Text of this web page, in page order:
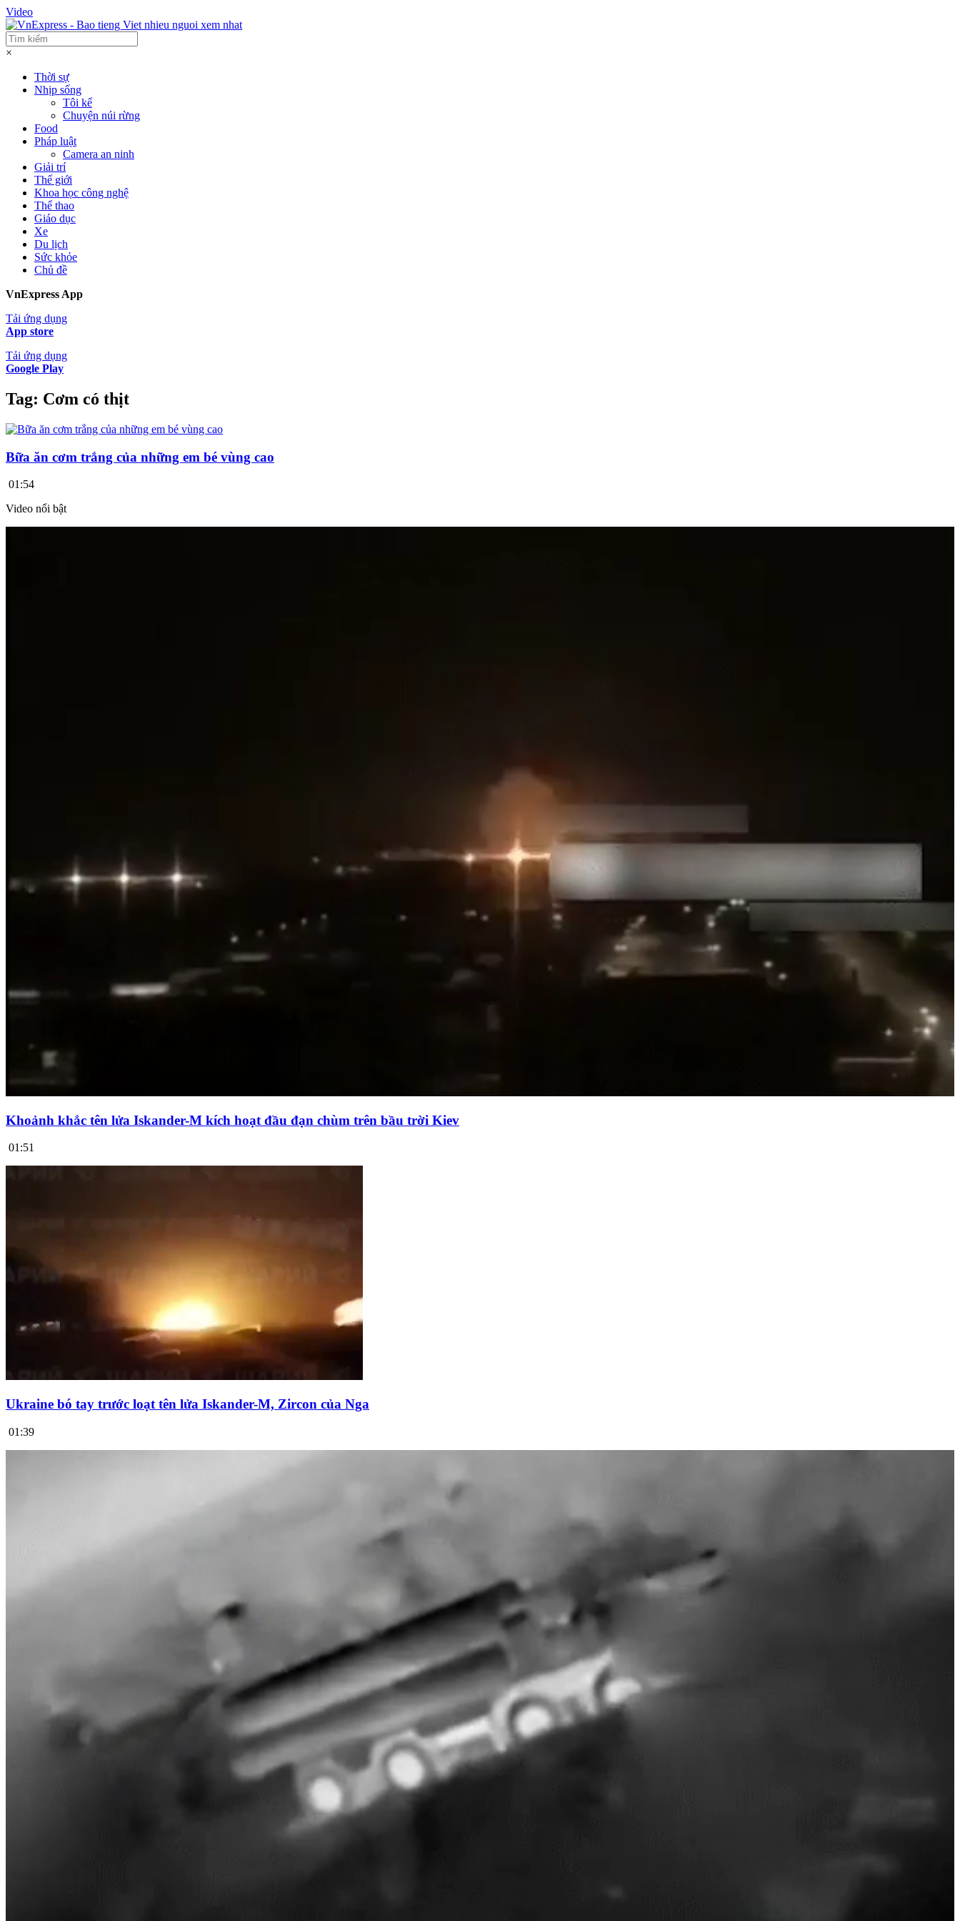
Video
×
Thời sự
Nhịp sống
Tôi kể
Chuyện núi rừng
Food
Pháp luật
Camera an ninh
Giải trí
Thế giới
Khoa học công nghệ
Thể thao
Giáo dục
Xe
Du lịch
Sức khỏe
Chủ đề
VnExpress App
Tải ứng dụng
App store
Tải ứng dụng
Google Play
Tag: Cơm có thịt
Bữa ăn cơm trắng của những em bé vùng cao
01:54
Video nổi bật
Khoảnh khắc tên lửa Iskander-M kích hoạt đầu đạn chùm trên bầu trời Kiev
01:51
Ukraine bó tay trước loạt tên lửa Iskander-M, Zircon của Nga
01:39